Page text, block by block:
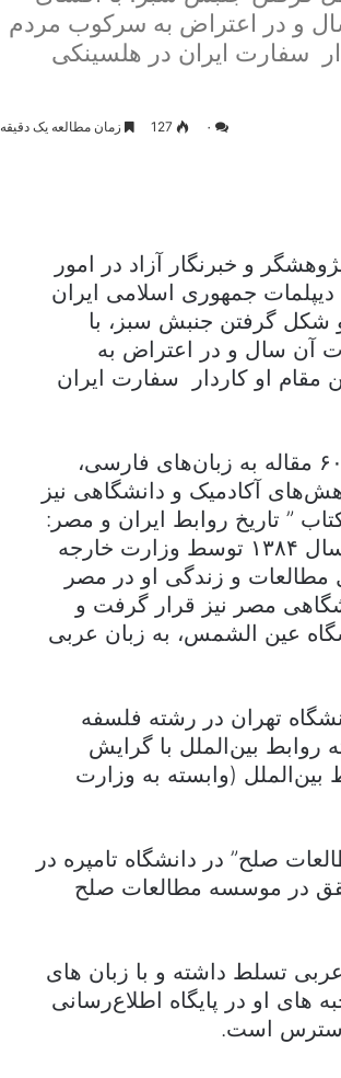
و در اعتراض به سرکوب مردم
سفارت ایران در هلسینکی
۰ 127 زمان مطالعه یک دقیقه
۱۳۴۴) نویسنده، پژوهشگر و خبرنگار آزاد در امور
المللی است. او برای ۲۲ سال دیپلمات جمهوری اسلامی ایران
که در پی انتخابات بحث‌برانگیز سال ۸۸ و شکل گرفتن جنبش سبز، با
آن سال و در اعتراض به
مقام او کاردار سفارت ایران
در حوزه پژوهش و خبرنگاری از او بیش از ۶۰۰ مقاله به زبان‌های فارسی،
آکادمیک و دانشگاهی نیز
” تاریخ روابط ایران و مصر:
دو قدرت منطقه ای خاورمیانه” است که در سال ۱۳۸۴ توسط وزارت خارجه
و زندگی او در مصر
مصر نیز قرار گرفت و
عین الشمس، به زبان عربی
تهران در رشته فلسفه
روابط بین‌الملل با گرایش
بین‌الملل (وابسته به وزارت
صلح” در دانشگاه تامپره در
در موسسه مطالعات صلح
تسلط داشته و با زبان های
های او در پایگاه اطلاع‌رسانی
است.